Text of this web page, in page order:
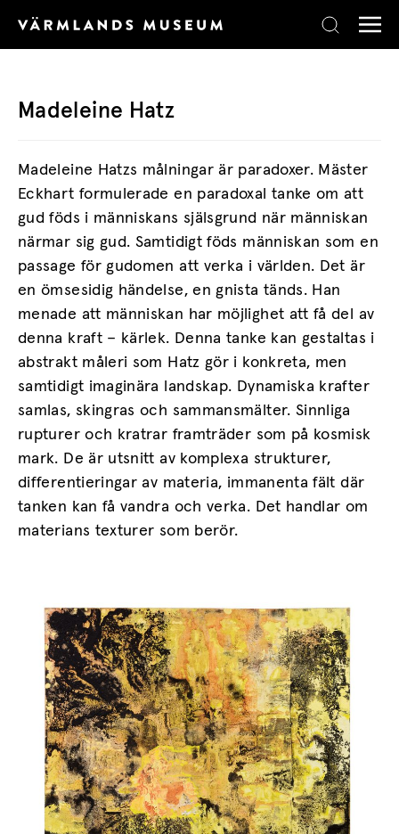
Madeleine Hatz
Madeleine Hatzs målningar är paradoxer. Mäster
Eckhart formulerade en paradoxal tanke om att
gud föds i människans själsgrund när människan
närmar sig gud. Samtidigt föds människan som en
passage för gudomen att verka i världen. Det är
en ömsesidig händelse, en gnista tänds. Han
menade att människan har möjlighet att få del av
denna kraft – kärlek. Denna tanke kan gestaltas i
abstrakt måleri som Hatz gör i konkreta, men
samtidigt imaginära landskap. Dynamiska krafter
samlas, skingras och sammansmälter. Sinnliga
rupturer och kratrar framträder som på kosmisk
mark. De är utsnitt av komplexa strukturer,
differentieringar av materia, immanenta fält där
tanken kan få vandra och verka. Det handlar om
materians texturer som berör.